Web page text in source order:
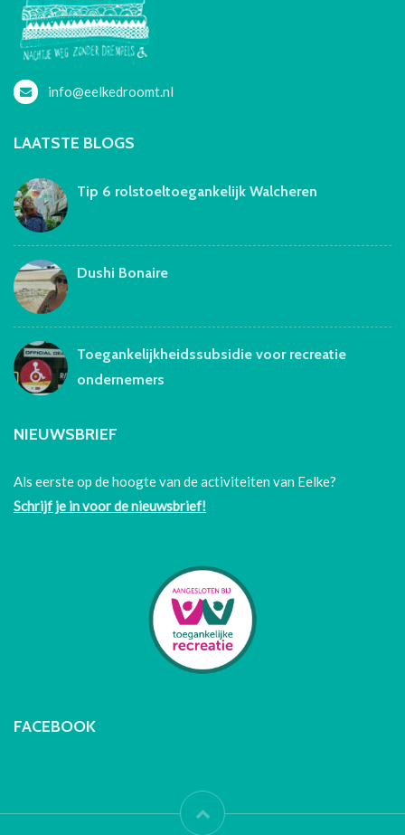
info@eelkedroomt.nl
LAATSTE BLOGS
Tip 6 rolstoeltoegankelijk Walcheren
Dushi Bonaire
Toegankelijkheidssubsidie voor recreatie
ondernemers
NIEUWSBRIEF
Als eerste op de hoogte van de activiteiten van Eelke?
Schrijf je in voor de nieuwsbrief!
FACEBOOK